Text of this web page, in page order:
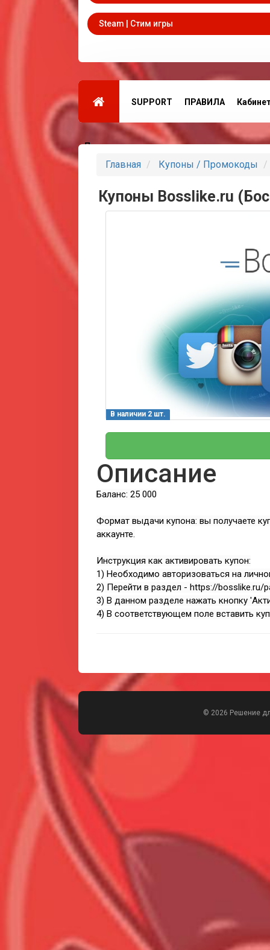
Steam | Стим игры
SUPPORT ПРАВИЛА
Партнеры
Главная Купоны / Промокоды
Купоны Bosslike.ru
В наличии 2 шт.
Описание
Баланс: 25 000
Формат выдачи купона: вы получаете
аккаунте.
Инструкция как активировать купон:
1) Необходимо авторизоваться на
2) Перейти в раздел - https://bosslike.ru/
3) В данном разделе нажать кнопку
4) В соответствующем поле вставить
© 2026 Решение
Всего позиций в корзине
Всего товара в корзине